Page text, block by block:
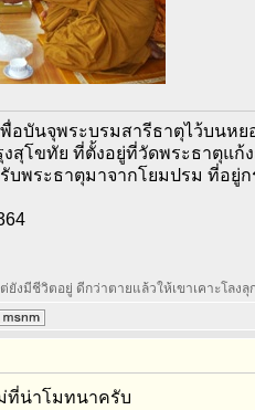
อบันจุพระบรมสารีธาตุไว้บนหย
สุโขทัย ที่ตั้งอยู่ที่วัดพระธาตุแ
พระธาตุมาจากโยมปรม ที่อยู่ก
มีชีวิตอยู่ ดีกว่าตายแล้วให้เขาเคาะโลงลุ
ม่ที่น่าโมทนาครับ